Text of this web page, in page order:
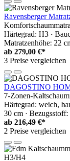
Ravensberger
Härtegrad: H3 ·
Matratzenhöhe: 22
ab 279,00 €*
3 Preise vergleichen
DAGOSTINO
7-Zonen-
Härtegrad: weich,
30 cm ·
ab 216,49 €*
2 Preise vergleichen